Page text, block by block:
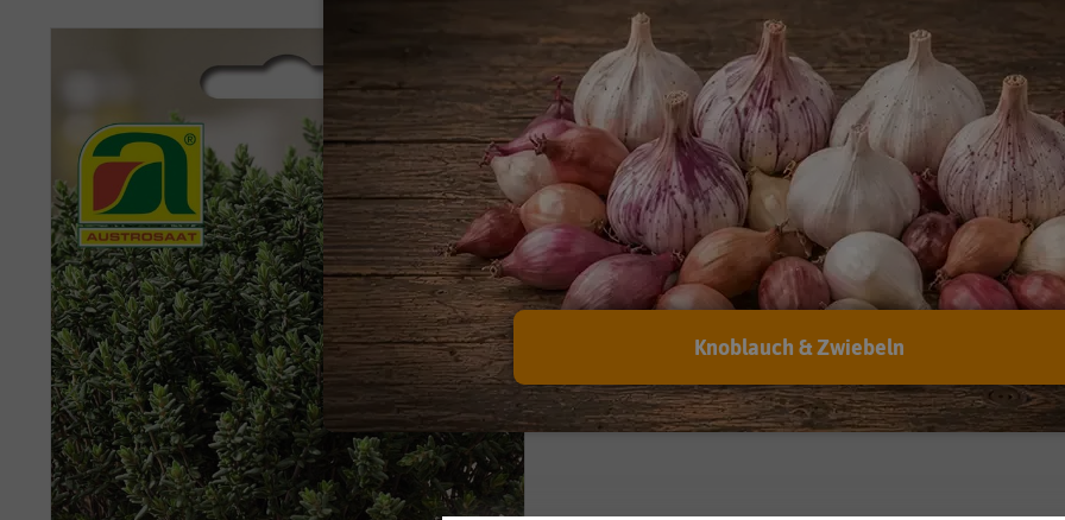
Thymian
Ausdauerndes, wohlriechendes Heil-, Duft- und Gewürzkraut
Hersteller:
Austrosaat
Artikelnummer:
4275-as
EAN:
9001415542759
Lebensdauer
Pflanzen werden kategorisiert in:
mehrjährig.
Knoblauch & Zwiebeln